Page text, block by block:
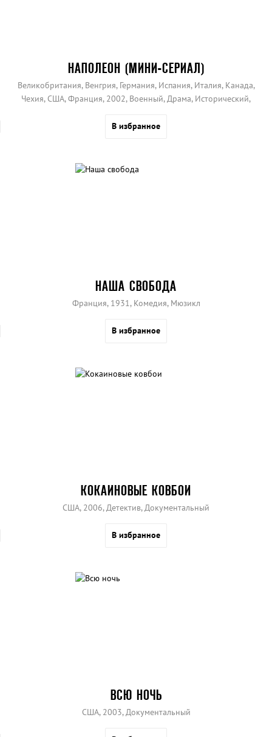
НАПОЛЕОН (МИНИ-СЕРИАЛ)
Великобритания, Венгрия, Германия, Испания, Италия, Канада,
Чехия, США, Франция, 2002, Военный, Драма, Исторический,
В избранное
НАША СВОБОДА
Франция, 1931, Комедия, Мюзикл
В избранное
КОКАИНОВЫЕ КОВБОИ
США, 2006, Детектив, Документальный
В избранное
ВСЮ НОЧЬ
США, 2003, Документальный